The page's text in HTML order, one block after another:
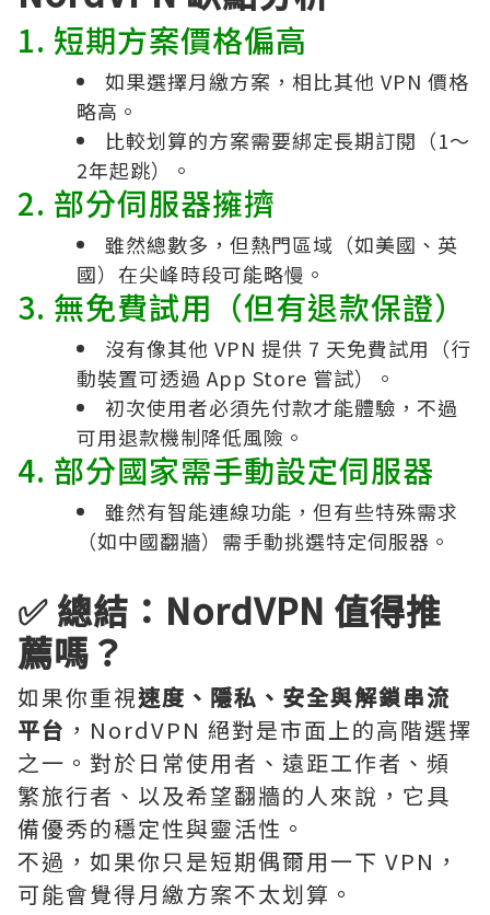
1. 短期方案價格偏高
如果選擇月繳方案，相比其他 VPN 價格
略高。
比較划算的方案需要綁定長期訂閱（1～
2年起跳）。
2. 部分伺服器擁擠
雖然總數多，但熱門區域（如美國、英
國）在尖峰時段可能略慢。
3. 無免費試用（但有退款保證）
沒有像其他 VPN 提供 7 天免費試用（行
動裝置可透過 App Store 嘗試）。
初次使用者必須先付款才能體驗，不過
可用退款機制降低風險。
4. 部分國家需手動設定伺服器
雖然有智能連線功能，但有些特殊需求
（如中國翻牆）需手動挑選特定伺服器。
✅ 總結：NordVPN 值得推
薦嗎？
如果你重視速度、隱私、安全與解鎖串流
平台 ，NordVPN 絕對是市面上的高階選擇
之一。對於日常使用者、遠距工作者、頻
繁旅行者、以及希望翻牆的人來說，它具
備優秀的穩定性與靈活性。
不過，如果你只是短期偶爾用一下 VPN，
可能會覺得月繳方案不太划算。